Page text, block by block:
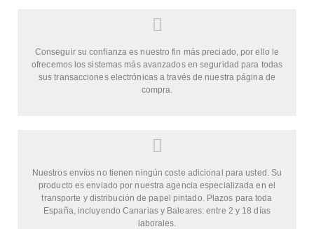
Conseguir su confianza es nuestro fin más preciado, por ello le
ofrecemos los sistemas más avanzados en seguridad para todas
sus transacciones electrónicas a través de nuestra página de
compra.
Nuestros envíos no tienen ningún coste adicional para usted. Su
producto es enviado por nuestra agencia especializada en el
transporte y distribución de papel pintado. Plazos para toda
España, incluyendo Canarias y Baleares: entre 2 y 18 días
laborales.